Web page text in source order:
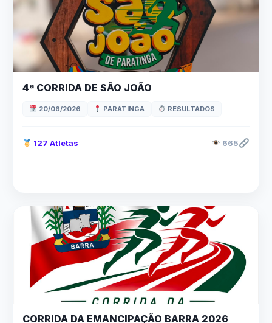
4ª CORRIDA DE SÃO JOÃO
20/06/2026 PARATINGA RESULTADOS
127 Atletas 665
CORRIDA DA EMANCIPAÇÃO BARRA 2026